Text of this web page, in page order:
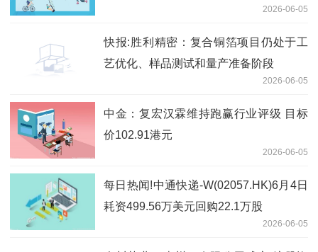
2026-06-05
快报:胜利精密：复合铜箔项目仍处于工
艺优化、样品测试和量产准备阶段
2026-06-05
中金：复宏汉霖维持跑赢行业评级 目标
价102.91港元
2026-06-05
每日热闻!中通快递-W(02057.HK)6月4日
耗资499.56万美元回购22.1万股
2026-06-05